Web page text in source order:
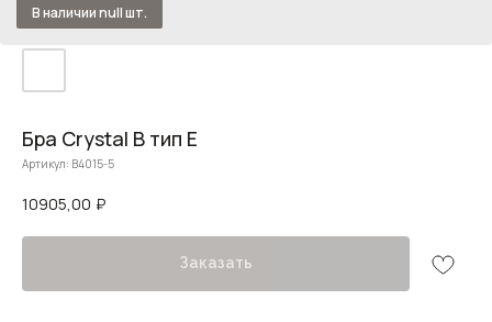
Бра Crystal B тип E
Артикул: B4015-5
10905,00 ₽
Заказать